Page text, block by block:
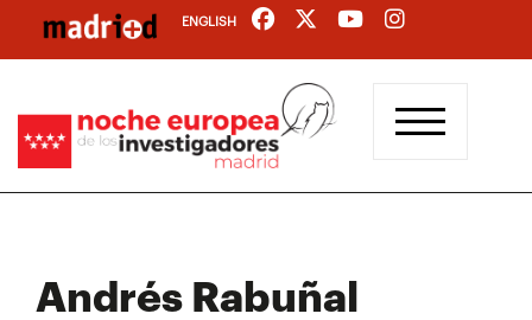
contenido
ENGLISH
Andrés Rabuñal